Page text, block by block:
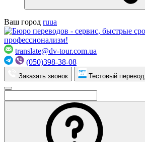
Ваш город ruua
translate@dv-tour.com.ua
(050)398-38-08
Заказать звонок Тестовый перевод